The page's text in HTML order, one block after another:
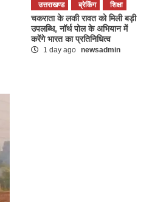
उत्तराखण्ड ब्रेकिंग शिक्षा
चकराता के लकी रावत को मिली बड़ी
उपलब्धि, नॉर्थ पोल के अभियान में
करेंगे भारत का प्रतिनिधित्व
1 day ago newsadmin